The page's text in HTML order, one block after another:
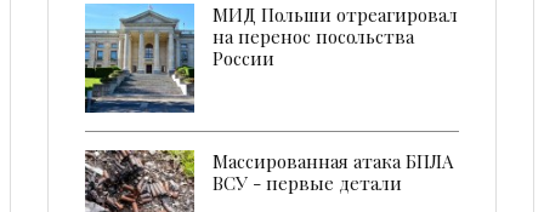
МИД Польши отреагировал
на перенос посольства
России
Массированная атака БПЛА
ВСУ - первые детали